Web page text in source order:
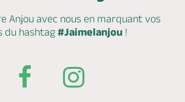
Anjou avec nous en marquantvos
du hashtag#Jaimelanjou !